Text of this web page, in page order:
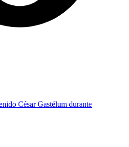
César Gastélum durante